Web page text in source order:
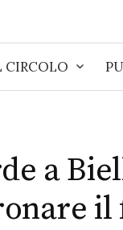
CIRCOLO
a
il